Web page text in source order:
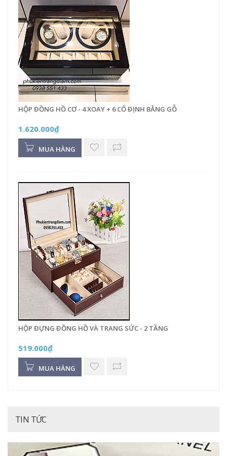
HỘP ĐỒNG HỒ CƠ - 4 XOAY + 6 CỐ ĐỊNH BẰNG GỖ
1.620.000₫
MUA HÀNG
HỘP ĐỰNG ĐỒNG HỒ VÀ TRANG SỨC - 2 TẦNG
519.000₫
MUA HÀNG
TIN TỨC